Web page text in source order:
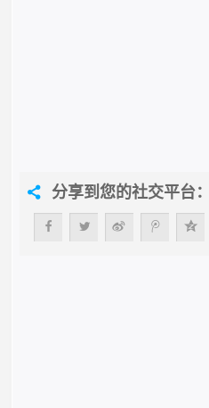
分享到您的社交平台：